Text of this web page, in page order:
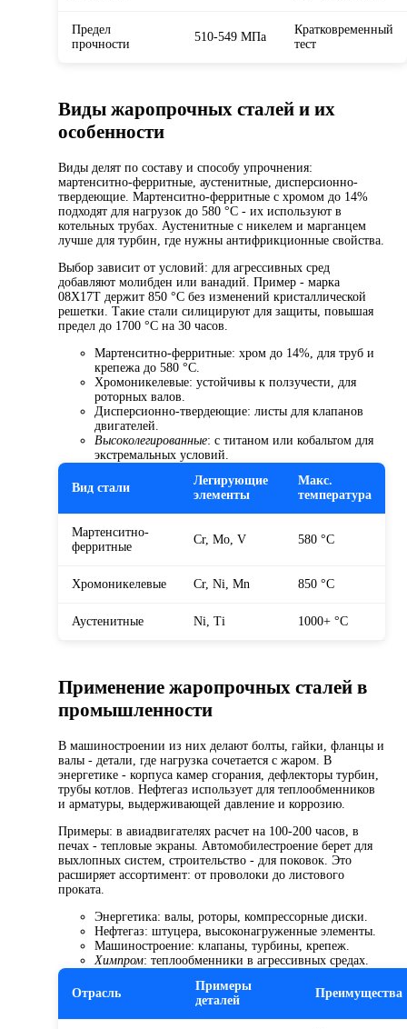
Предел
прочности
510-549 МПа
Кратковременный
тест
Виды жаропрочных сталей и их
особенности
Виды делят по составу и способу упрочнения:
мартенситно-ферритные, аустенитные, дисперсионно-
твердеющие. Мартенситно-ферритные с хромом до 14%
подходят для нагрузок до 580 °C - их используют в
котельных трубах. Аустенитные с никелем и марганцем
лучше для турбин, где нужны антифрикционные свойства.
Выбор зависит от условий: для агрессивных сред
добавляют молибден или ванадий. Пример - марка
08Х17Т держит 850 °C без изменений кристаллической
решетки. Такие стали силицируют для защиты, повышая
предел до 1700 °C на 30 часов.
Мартенситно-ферритные: хром до 14%, для труб и
крепежа до 580 °C.
Хромоникелевые: устойчивы к ползучести, для
роторных валов.
Дисперсионно-твердеющие: листы для клапанов
двигателей.
Высоколегированные: с титаном или кобальтом для
экстремальных условий.
Вид стали
Легирующие
элементы
Макс.
температура
Мартенситно-
ферритные
Cr, Mo, V 580 °C
Хромоникелевые Cr, Ni, Mn 850 °C
Аустенитные Ni, Ti 1000+ °C
Применение жаропрочных сталей в
промышленности
В машиностроении из них делают болты, гайки, фланцы и
валы - детали, где нагрузка сочетается с жаром. В
энергетике - корпуса камер сгорания, дефлекторы турбин,
трубы котлов. Нефтегаз использует для теплообменников
и арматуры, выдерживающей давление и коррозию.
Примеры: в авиадвигателях расчет на 100-200 часов, в
печах - тепловые экраны. Автомобилестроение берет для
выхлопных систем, строительство - для поковок. Это
расширяет ассортимент: от проволоки до листового
проката.
Энергетика: валы, роторы, компрессорные диски.
Нефтегаз: штуцера, высоконагруженные элементы.
Машиностроение: клапаны, турбины, крепеж.
Химпром: теплообменники в агрессивных средах.
Отрасль
Примеры
деталей
Преимущества